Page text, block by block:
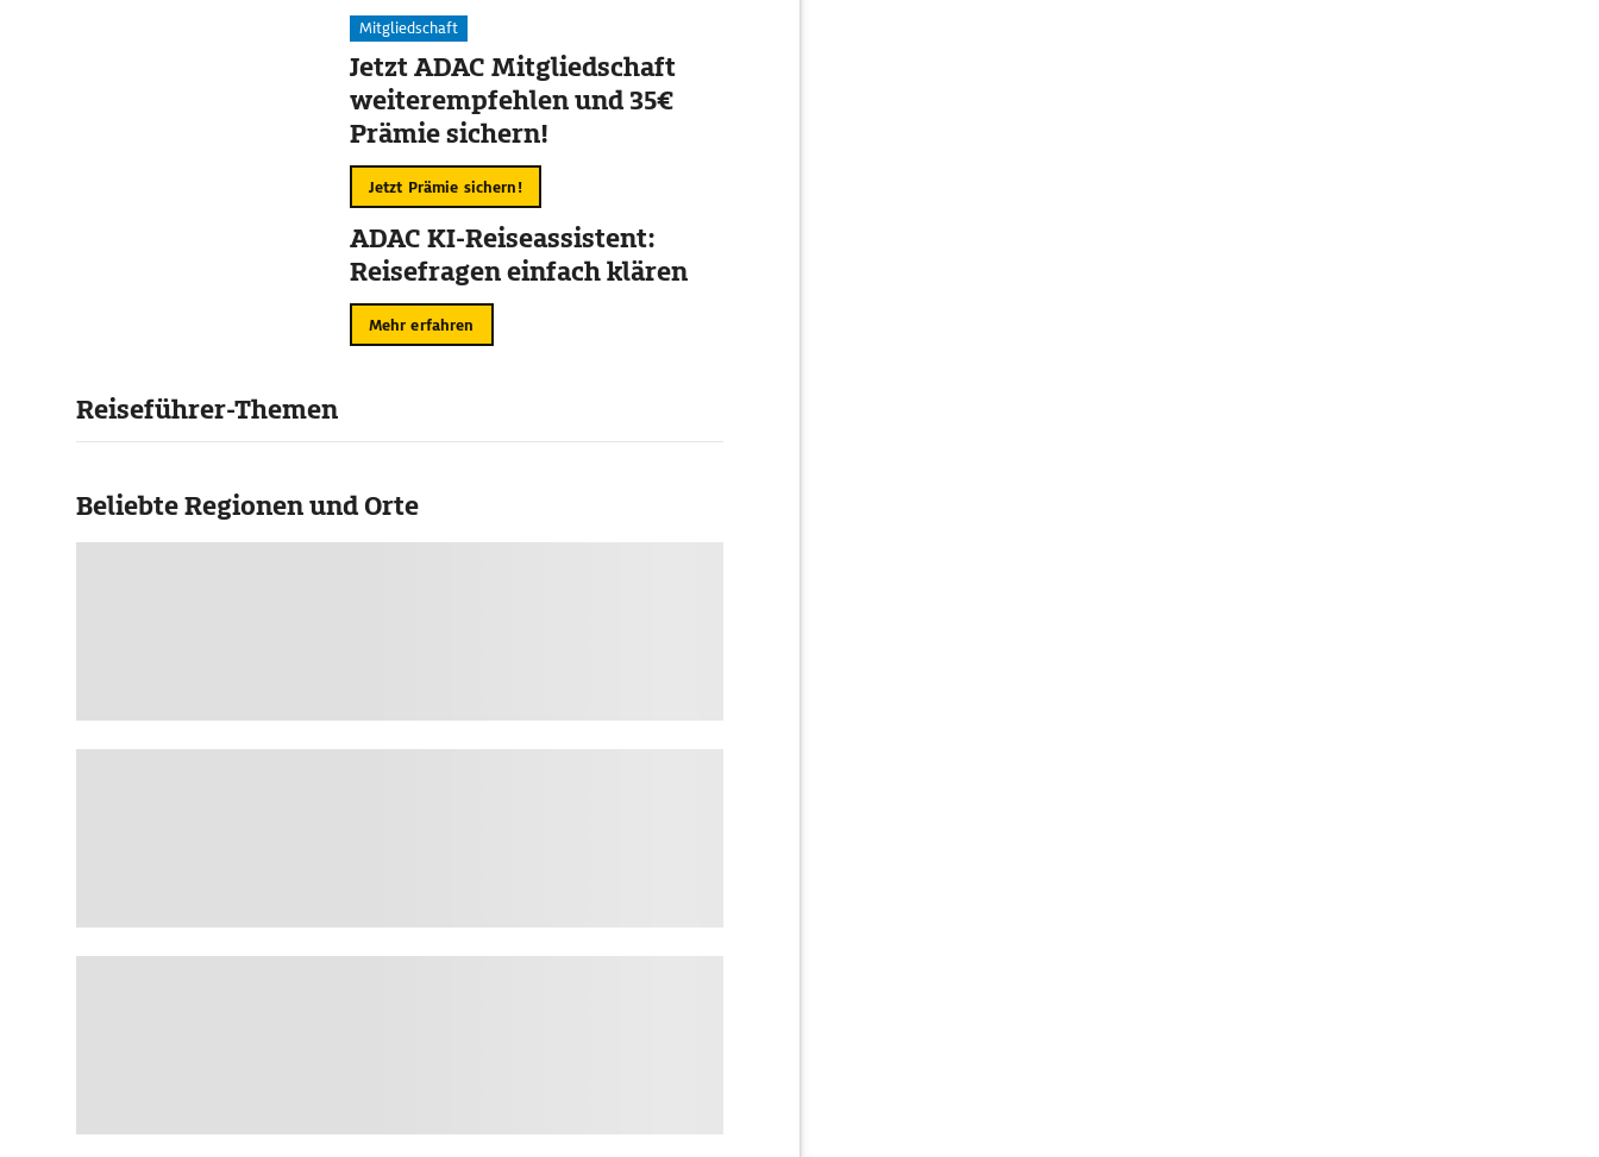
Mitgliedschaft
Jetzt ADAC Mitgliedschaft
weiterempfehlen und 35€
Prämie sichern!
Jetzt Prämie sichern!
ADAC KI-Reiseassistent:
Reisefragen einfach klären
Mehr erfahren
Reiseführer-Themen
Beliebte Regionen und Orte